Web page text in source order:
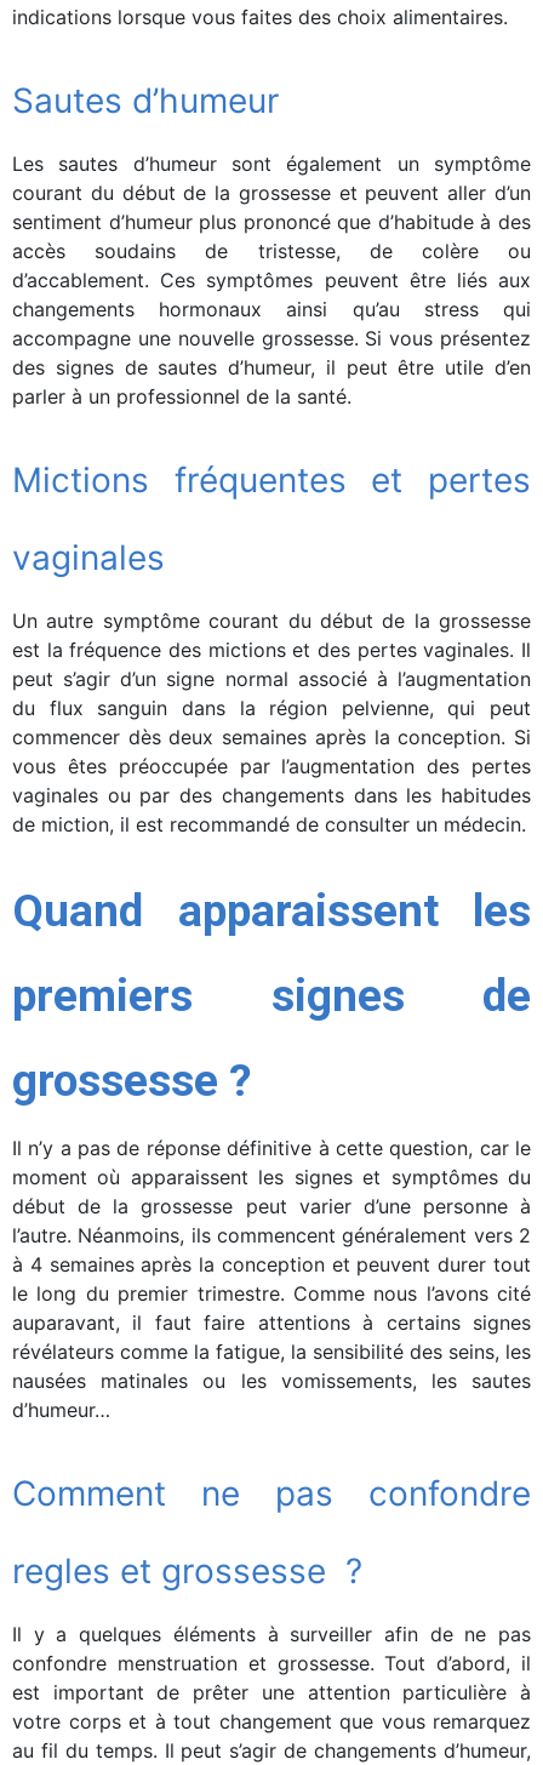
indications lorsque vous faites des choix alimentaires.
Sautes d’humeur
Les sautes d’humeur sont également un symptôme
courant du début de la grossesse et peuvent aller d’un
sentiment d’humeur plus prononcé que d’habitude à des
accès soudains de tristesse, de colère ou
d’accablement. Ces symptômes peuvent être liés aux
changements hormonaux ainsi qu’au stress qui
accompagne une nouvelle grossesse. Si vous présentez
des signes de sautes d’humeur, il peut être utile d’en
parler à un professionnel de la santé.
Mictions fréquentes et pertes
vaginales
Un autre symptôme courant du début de la grossesse
est la fréquence des mictions et des pertes vaginales. Il
peut s’agir d’un signe normal associé à l’augmentation
du flux sanguin dans la région pelvienne, qui peut
commencer dès deux semaines après la conception. Si
vous êtes préoccupée par l’augmentation des pertes
vaginales ou par des changements dans les habitudes
de miction, il est recommandé de consulter un médecin.
Quand apparaissent les
premiers signes de
grossesse ?
Il n’y a pas de réponse définitive à cette question, car le
moment où apparaissent les signes et symptômes du
début de la grossesse peut varier d’une personne à
l’autre. Néanmoins, ils commencent généralement vers 2
à 4 semaines après la conception et peuvent durer tout
le long du premier trimestre. Comme nous l’avons cité
auparavant, il faut faire attentions à certains signes
révélateurs comme la fatigue, la sensibilité des seins, les
nausées matinales ou les vomissements, les sautes
d’humeur…
Comment ne pas confondre
regles et grossesse ?
Il y a quelques éléments à surveiller afin de ne pas
confondre menstruation et grossesse. Tout d’abord, il
est important de prêter une attention particulière à
votre corps et à tout changement que vous remarquez
au fil du temps. Il peut s’agir de changements d’humeur,